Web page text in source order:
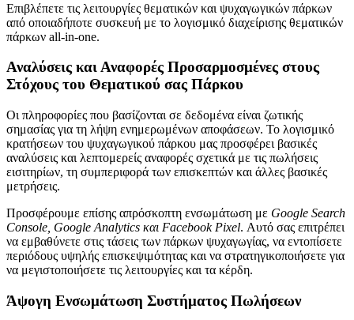
Επιβλέπετε τις λειτουργίες θεματικών και ψυχαγωγικών πάρκων
από οποιαδήποτε συσκευή με το λογισμικό διαχείρισης θεματικών
πάρκων all-in-one.
Αναλύσεις και Αναφορές Προσαρμοσμένες στους
Στόχους του Θεματικού σας Πάρκου
Οι πληροφορίες που βασίζονται σε δεδομένα είναι ζωτικής
σημασίας για τη λήψη ενημερωμένων αποφάσεων. Το λογισμικό
κρατήσεων του ψυχαγωγικού πάρκου μας προσφέρει βασικές
αναλύσεις και λεπτομερείς αναφορές σχετικά με τις πωλήσεις
εισιτηρίων, τη συμπεριφορά των επισκεπτών και άλλες βασικές
μετρήσεις.
Προσφέρουμε επίσης απρόσκοπτη ενσωμάτωση με Google Search
Console, Google Analytics και Facebook Pixel. Αυτό σας επιτρέπει
να εμβαθύνετε στις τάσεις των πάρκων ψυχαγωγίας, να εντοπίσετε
περιόδους υψηλής επισκεψιμότητας και να στρατηγικοποιήσετε για
να μεγιστοποιήσετε τις λειτουργίες και τα κέρδη.
Άψογη Ενσωμάτωση Συστήματος Πωλήσεων